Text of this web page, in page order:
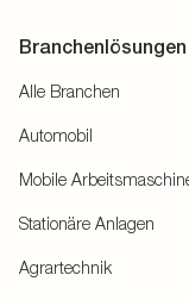
Branchenlösungen
Alle Branchen
Automobil
Mobile
Stationäre Anlagen
Agrartechnik